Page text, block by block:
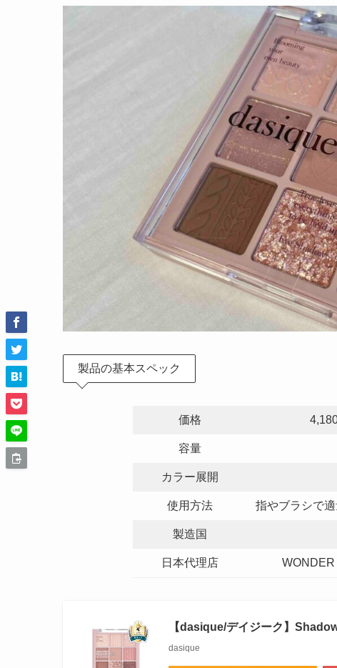
製品の基本スペック
価格
容量
カラー展開
使用方法 指やブラシで
製造国
日本代理店
【dasique/デイジーク】
dasique